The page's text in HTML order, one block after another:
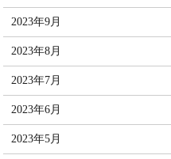
2023年9月
2023年8月
2023年7月
2023年6月
2023年5月